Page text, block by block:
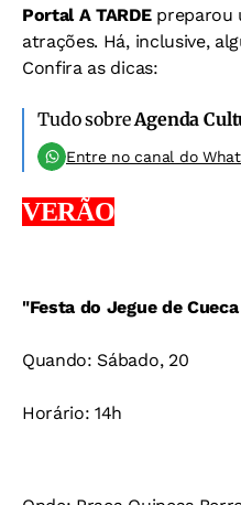
Portal A TARDEpreparou
atrações. Há, inclusive,
Confira as dicas:
Tudo sobreAgenda
Entre no canal do
VERÃO
"Festa do Jegue de
Quando: Sábado, 20
Horário: 14h